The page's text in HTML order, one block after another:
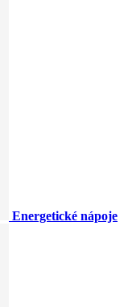
Energetické nápoje